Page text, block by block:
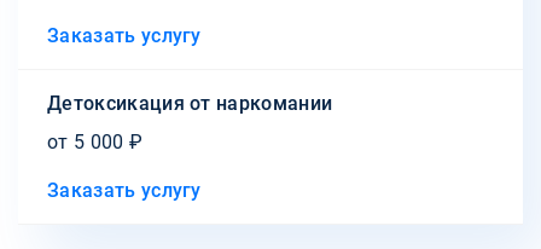
Заказать услугу
Детоксикация от наркомании
от 5 000 ₽
Заказать услугу